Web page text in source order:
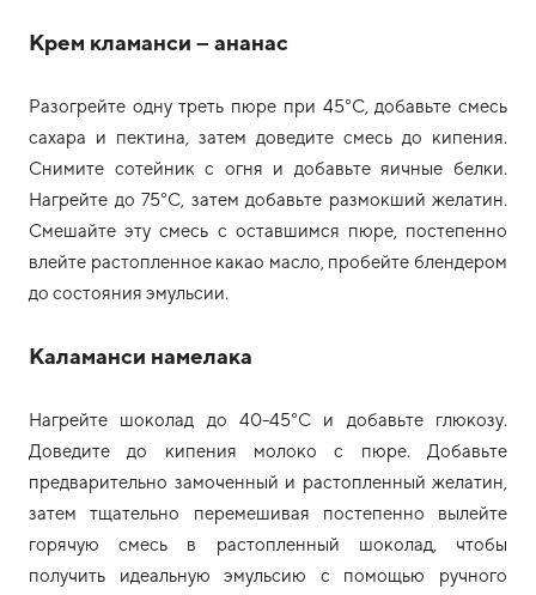
Крем кламанси – ананас
Разогрейте одну треть пюре при 45°C, добавьте смесь
сахара и пектина, затем доведите смесь до кипения.
Снимите сотейник с огня и добавьте яичные белки.
Нагрейте до 75°С, затем добавьте размокший желатин.
Смешайте эту смесь с оставшимся пюре, постепенно
влейте растопленное какао масло, пробейте блендером
до состояния эмульсии.
Каламанси намелака
Нагрейте шоколад до 40-45°C и добавьте глюкозу.
Доведите до кипения молоко с пюре. Добавьте
предварительно замоченный и растопленный желатин,
затем тщательно перемешивая постепенно вылейте
горячую смесь в растопленный шоколад, чтобы
получить идеальную эмульсию с помощью ручного